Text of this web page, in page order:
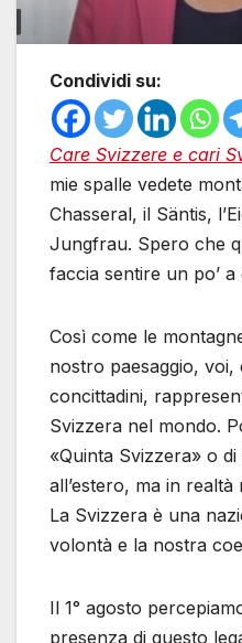
Condividi su:
Care Svizzere e cari
mie spalle vedete
Chasseral, il Säntis,
Jungfrau. Spero che
faccia sentire un po’ a
Così come le
nostro paesaggio,
concittadini,
Svizzera nel mondo.
«Quinta Svizzera» o
all’estero, ma in
La Svizzera è una
volontà e la nostra
Il 1° agosto
presenza di questo